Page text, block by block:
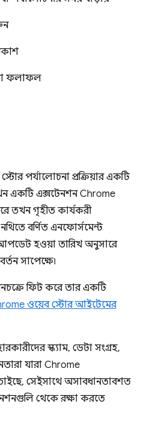
ফলাফল
পর্যালোচনা প্রক্রিয়ার একটি
একটি এক্সটেনশন Chrome
তখন গৃহীত কার্যকরী
বর্ণিত এনফোর্সমেন্ট
হওয়া তারিখ অনুসারে
সাপেক্ষে৷
ফিট করে তার একটি
ওয়েব স্টোর আইটেমের
স্ক্যাম, ডেটা সংগ্রহ,
যারা Chrome
সেইসাথে অসাবধানতাবশত
থেকে রক্ষা করতে